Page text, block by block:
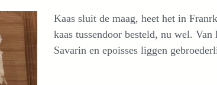
Kaas sluit de maag, heet het in
kaas tussendoor besteld, nu wel.
Savarin en epoisses liggen